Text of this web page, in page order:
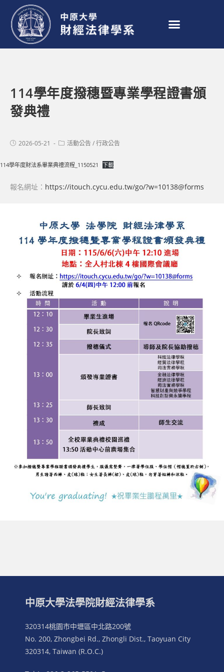
114學年度撥穗暨專業學程證書頒
發典禮
2026-05-21 活動公告/行政公告
114學年度財法系畢業典禮流程_1150521 下載
報名網址： https://itouch.cycu.edu.tw/go/?w=10138@forms
中原大學法學院財經法律學系
320314桃園市中壢區中北路200號
No. 200, Zhongbei Rd., Zhongli Dist., Taoyuan City
320314, Taiwan (R.O.C.)